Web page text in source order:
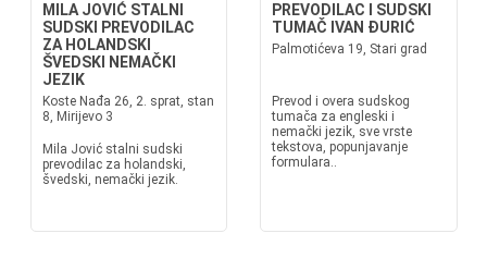
MILA JOVIĆ STALNI
SUDSKI PREVODILAC
ZA HOLANDSKI
ŠVEDSKI NEMAČKI
JEZIK
Koste Nađa 26, 2. sprat, stan
8, Mirijevo 3
Mila Jović stalni sudski
prevodilac za holandski,
švedski, nemački jezik.
PREVODILAC I SUDSKI
TUMAČ IVAN ĐURIĆ
Palmotićeva 19, Stari grad
Prevod i overa sudskog
tumača za engleski i
nemački jezik, sve vrste
tekstova, popunjavanje
formulara..